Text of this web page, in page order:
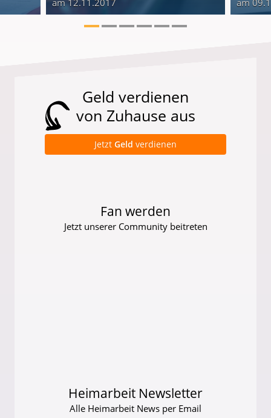
Geld verdienen
von Zuhause aus
Jetzt Geld verdienen
Fan werden
Jetzt unserer Community beitreten
Heimarbeit Newsletter
Alle Heimarbeit News per Email